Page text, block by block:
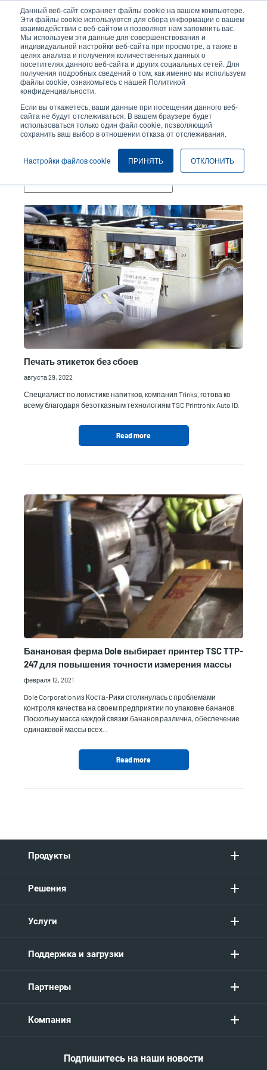
Данный веб-сайт сохраняет файлы cookie на вашем компьютере.
Эти файлы cookie используются для сбора информации о вашем
взаимодействии с веб-сайтом и позволяют нам запомнить вас.
Мы используем эти данные для совершенствования и
индивидуальной настройки веб-сайта при просмотре, а также в
целях анализа и получения количественных данных о
посетителях данного веб-сайта и других социальных сетей. Для
получения подробных сведений о том, как именно мы используем
файлы cookie, ознакомьтесь с нашей Политикой
конфиденциальности.
Если вы откажетесь, ваши данные при посещении данного веб-
сайта не будут отслеживаться. В вашем браузере будет
использоваться только один файл cookie, позволяющий
сохранить ваш выбор в отношении отказа от отслеживания.
Настройки файлов cookie ПРИНЯТЬ ОТКЛОНИТЬ
основному
содержанию
User
account
menu
User
Header
Селектор изделий
Связаться с отделом продаж
Пищевая Промышленность
Печать этикеток без сбоев
августа 29, 2022
Специалист по логистике напитков, компания Trinks, готова ко
всему благодаря безотказным технологиям TSC Printronix Auto ID.
Read more
Банановая ферма Dole выбирает принтер TSC TTP-
247 для повышения точности измерения массы
февраля 12, 2021
Dole Corporation из Коста-Рики столкнулась с проблемами
контроля качества на своем предприятии по упаковке бананов.
Поскольку масса каждой связки бананов различна, обеспечение
одинаковой массы всех…
Read more
Продукты
Решения
Услуги
Поддержка и загрузки
Партнеры
Компания
Подпишитесь на наши новости